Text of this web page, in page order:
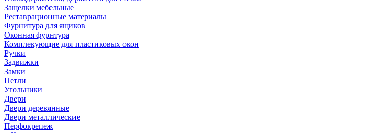
Защелки мебельные
Реставрационные материалы
Фурнитура для ящиков
Оконная фурнтура
Комплекующие для пластиковых окон
Ручки
Задвижки
Замки
Петли
Угольники
Двери
Двери деревянные
Двери металлические
Перфокрепеж